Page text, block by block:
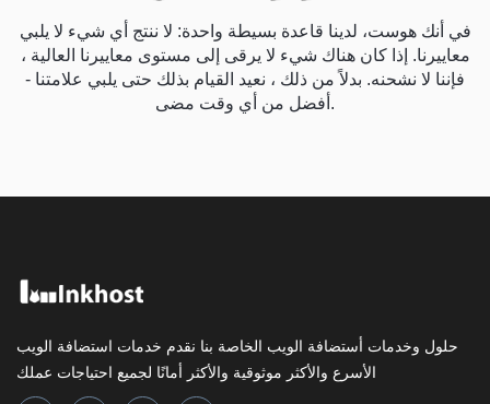
في أنك هوست، لدينا قاعدة بسيطة واحدة: لا ننتج أي شيء لا يلبي
معاييرنا. إذا كان هناك شيء لا يرقى إلى مستوى معاييرنا العالية ،
فإننا لا نشحنه. بدلاً من ذلك ، نعيد القيام بذلك حتى يلبي علامتنا -
أفضل من أي وقت مضى.
حلول وخدمات أستضافة الويب الخاصة بنا نقدم خدمات استضافة الويب
الأسرع والأكثر موثوقية والأكثر أمانًا لجميع احتياجات عملك